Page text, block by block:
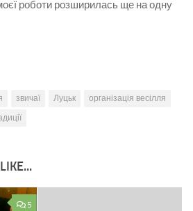
роботи розширилась ще на одну
звичаї Луцьк
організація весілля
5